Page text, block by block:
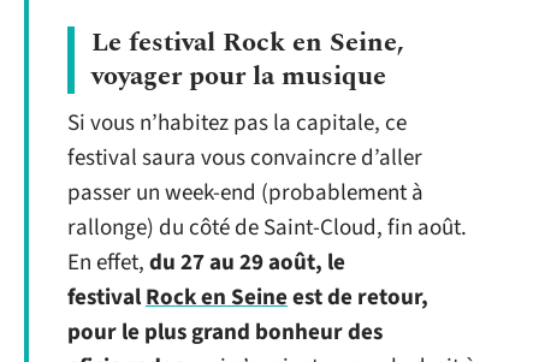
Le festival Rock en Seine,
voyager pour la musique
Si vous n’habitez pas la capitale, ce
festival saura vous convaincre d’aller
passer un week-end (probablement à
rallonge) du côté de Saint-Cloud, fin août.
En effet,du 27 au 29 août, le
festivalRock en Seineest de retour,
pour le plus grand bonheur des